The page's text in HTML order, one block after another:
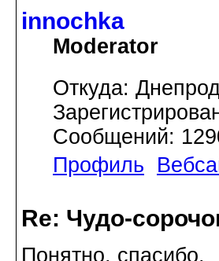
innochka
Moderator
Откуда:
Сообщений:
Профиль
Re: Чудо-
Понятно, спасибо.